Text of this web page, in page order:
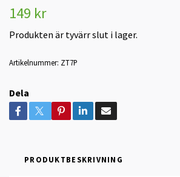
149 kr
Produkten är tyvärr slut i lager.
Artikelnummer: ZT7P
Dela
PRODUKTBESKRIVNING